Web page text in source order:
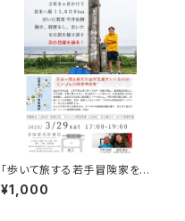
「歩いて旅する若手冒険家を青
田買い！平井佑樹 × 荻田泰永」
録画視聴権
¥1,000